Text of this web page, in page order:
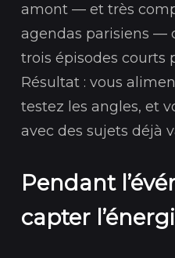
amont — et très
agendas parisiens —
trois épisodes courts
Résultat : vous
testez les angles, et
avec des sujets déjà
Pendant
capter